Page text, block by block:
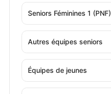
Seniors Féminines 1 (PNF)
Autres équipes seniors
Équipes de jeunes